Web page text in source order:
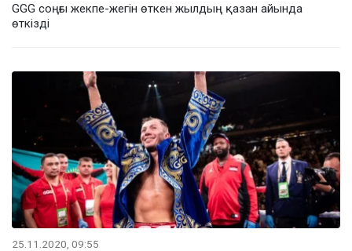
GGG соңғы жекпе-жегін өткен жылдың қазан айында
өткізді
25.11.2020, 09:55